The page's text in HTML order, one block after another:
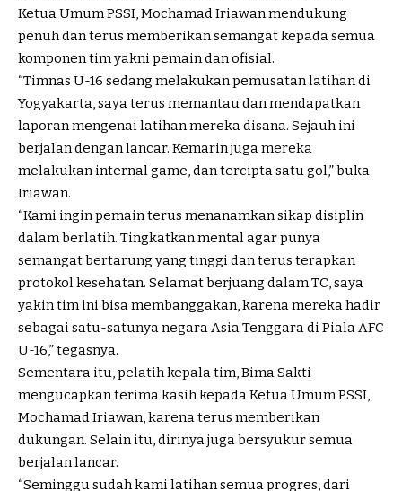
Ketua Umum PSSI, Mochamad Iriawan mendukung
penuh dan terus memberikan semangat kepada semua
komponen tim yakni pemain dan ofisial.
“Timnas U-16 sedang melakukan pemusatan latihan di
Yogyakarta, saya terus memantau dan mendapatkan
laporan mengenai latihan mereka disana. Sejauh ini
berjalan dengan lancar. Kemarin juga mereka
melakukan internal game, dan tercipta satu gol,” buka
Iriawan.
“Kami ingin pemain terus menanamkan sikap disiplin
dalam berlatih. Tingkatkan mental agar punya
semangat bertarung yang tinggi dan terus terapkan
protokol kesehatan. Selamat berjuang dalam TC, saya
yakin tim ini bisa membanggakan, karena mereka hadir
sebagai satu-satunya negara Asia Tenggara di Piala AFC
U-16,” tegasnya.
Sementara itu, pelatih kepala tim, Bima Sakti
mengucapkan terima kasih kepada Ketua Umum PSSI,
Mochamad Iriawan, karena terus memberikan
dukungan. Selain itu, dirinya juga bersyukur semua
berjalan lancar.
“Seminggu sudah kami latihan semua progres, dari